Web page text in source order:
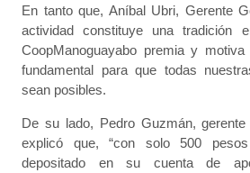
En tanto que, Aníbal Ubri, Gerente
actividad constituye una tradición
CoopManoguayabo premia y
fundamental para que todas
sean posibles.
De su lado, Pedro Guzmán,
explicó que, “con solo 500
depositado en su cuenta de